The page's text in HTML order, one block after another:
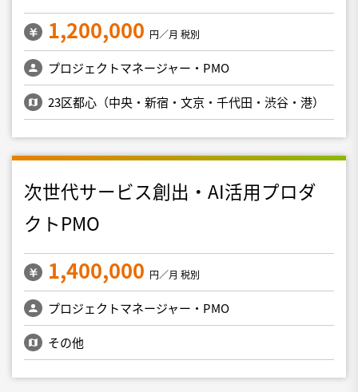
1,200,000 円／月 税別
プロジェクトマネージャー・PMO
23区都心（中央・新宿・文京・千代田・渋谷・港）
次世代サービス創出・AI活用プロダ
クトPMO
1,400,000 円／月 税別
プロジェクトマネージャー・PMO
その他